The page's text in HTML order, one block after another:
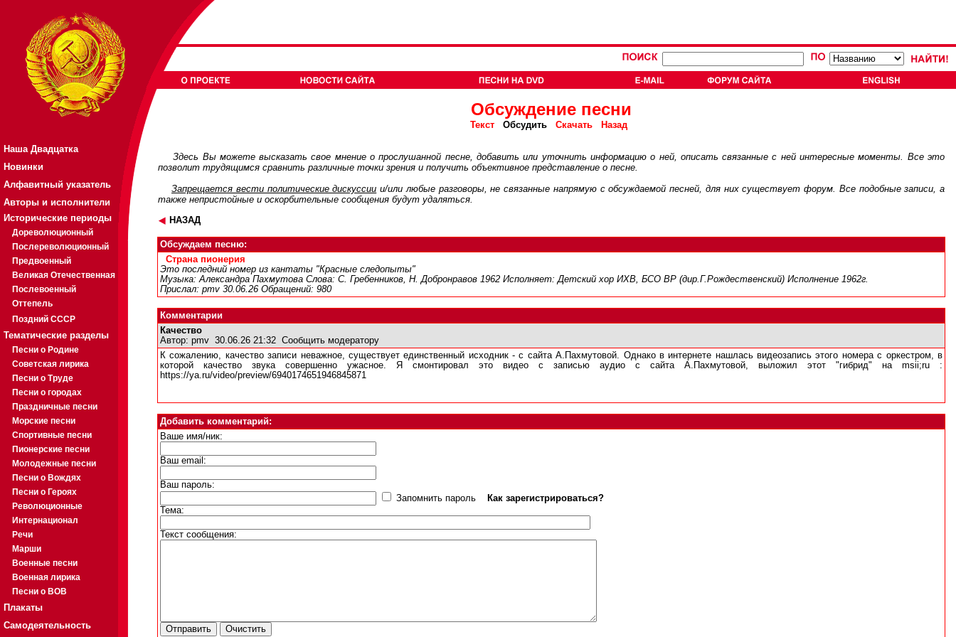
Наша Двадцатка
Новинки
Алфавитный указатель
Авторы и исполнители
Исторические периоды
Дореволюционный
Послереволюционный
Предвоенный
Великая Отечественная
Послевоенный
Оттепель
Поздний СССР
Тематические разделы
Песни о Родине
Советская лирика
Песни о Труде
Песни о городах
Праздничные песни
Морские песни
Спортивные песни
Пионерские песни
Молодежные песни
Песни о Вождях
Песни о Героях
Революционные
Интернационал
Речи
Марши
Военные песни
Военная лирика
Песни о ВОВ
Плакаты
Самодеятельность
Обсуждение песни
ТекстОбсудить Скачать Назад
Здесь Вы можете высказать свое мнение о прослушанной песне, добавить или уточнить информацию о ней, описать связанные с ней интересные моменты. Все это
позволит трудящимся сравнить различные точки зрения и получить объективное представление о песне.
Запрещается вести политические дискуcсии и/или любые разговоры, не связанные напрямую с обсуждаемой песней, для них существует форум. Все подобные записи, а
также непристойные и оскорбительные сообщения будут удаляться.
НАЗАД
Обсуждаем песню:
Страна пионерия
Это последний номер из кантаты "Красные следопыты"
Музыка: Александра Пахмутова Слова: С. Гребенников, Н. Добронравов 1962 Исполняет: Детский хор ИХВ, БСО ВР (дир.Г.Рождественский) Исполнение 1962г.
Прислал: pmv 30.06.26 Обращений: 980
Комментарии
Качество
Автор: pmv 30.06.26 21:32 Сообщить модератору
К сожалению, качество записи неважное, существует единственный исходник - с сайта А.Пахмутовой. Однако в интернете нашлась видеозапись этого номера с оркестром, в
которой качество звука совершенно ужасное. Я смонтировал это видео с записью аудио с сайта А.Пахмутовой, выложил этот "гибрид" на msii;ru :
https://ya.ru/video/preview/6940174651946845871
Добавить комментарий:
Ваше имя/ник:
Ваш email:
Ваш пароль:
Запомнить пароль
Как зарегистрироваться?
Тема:
Текст сообщения: